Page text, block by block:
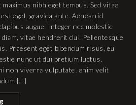
nibh eget tempus. Sed vitae
eget, gravida ante. Aenean id
augue. Integer nec molestie
vitae hendrerit dui. Pellentesque
Praesent eget bibendum risus, eu
nunc ut dui pretium luctus.
non viverra vulputate, enim velit
[…]